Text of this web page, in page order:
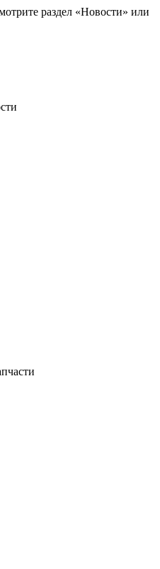
раздел «Новости» или